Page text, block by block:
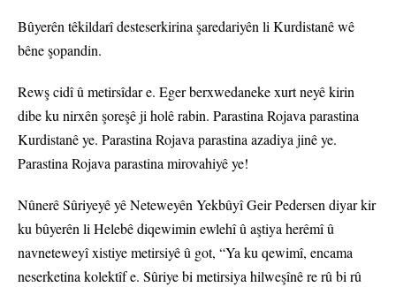
Bûyerên têkildarî desteserkirina şaredariyên li Kurdistanê wê
bêne şopandin.
Rewş cidî û metirsîdar e. Eger berxwedaneke xurt neyê kirin
dibe ku nirxên şoreşê ji holê rabin. Parastina Rojava parastina
Kurdistanê ye. Parastina Rojava parastina azadiya jinê ye.
Parastina Rojava parastina mirovahiyê ye!
Nûnerê Sûriyeyê yê Neteweyên Yekbûyî Geir Pedersen diyar kir
ku bûyerên li Helebê diqewimin ewlehî û aştiya herêmî û
navneteweyî xistiye metirsiyê û got, “Ya ku qewimî, encama
neserketina kolektîf e. Sûriye bi metirsiya hilweşînê re rû bi rû